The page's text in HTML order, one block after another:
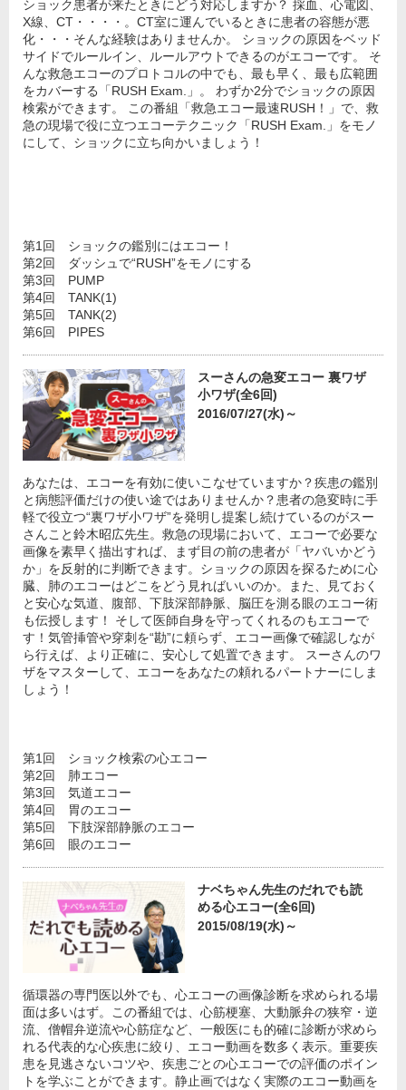
ショック患者が来たときにどう対応しますか？ 採血、心電図、
X線、CT・・・・。CT室に運んでいるときに患者の容態が悪
化・・・そんな経験はありませんか。 ショックの原因をベッド
サイドでルールイン、ルールアウトできるのがエコーです。 そ
んな救急エコーのプロトコルの中でも、最も早く、最も広範囲
をカバーする「RUSH Exam.」。 わずか2分でショックの原因
検索ができます。 この番組「救急エコー最速RUSH！」で、救
急の現場で役に立つエコーテクニック「RUSH Exam.」をモノ
にして、ショックに立ち向かいましょう！
第1回 ショックの鑑別にはエコー！
第2回 ダッシュで“RUSH”をモノにする
第3回 PUMP
第4回 TANK(1)
第5回 TANK(2)
第6回 PIPES
スーさんの急変エコー 裏ワザ
小ワザ(全6回)
2016/07/27(水)～
あなたは、エコーを有効に使いこなせていますか？疾患の鑑別
と病態評価だけの使い途ではありませんか？患者の急変時に手
軽で役立つ“裏ワザ小ワザ”を発明し提案し続けているのがスー
さんこと鈴木昭広先生。救急の現場において、エコーで必要な
画像を素早く描出すれば、まず目の前の患者が「ヤバいかどう
か」を反射的に判断できます。ショックの原因を探るために心
臓、肺のエコーはどこをどう見ればいいのか。また、見ておく
と安心な気道、腹部、下肢深部静脈、脳圧を測る眼のエコー術
も伝授します！ そして医師自身を守ってくれるのもエコーで
す！気管挿管や穿刺を“勘”に頼らず、エコー画像で確認しなが
ら行えば、より正確に、安心して処置できます。 スーさんのワ
ザをマスターして、エコーをあなたの頼れるパートナーにしま
しょう！
第1回 ショック検索の心エコー
第2回 肺エコー
第3回 気道エコー
第4回 胃のエコー
第5回 下肢深部静脈のエコー
第6回 眼のエコー
ナベちゃん先生のだれでも読
める心エコー(全6回)
2015/08/19(水)～
循環器の専門医以外でも、心エコーの画像診断を求められる場
面は多いはず。この番組では、心筋梗塞、大動脈弁の狭窄・逆
流、僧帽弁逆流や心筋症など、一般医にも的確に診断が求めら
れる代表的な心疾患に絞り、エコー動画を数多く表示。重要疾
患を見逃さないコツや、疾患ごとの心エコーでの評価のポイン
トを学ぶことができます。静止画ではなく実際のエコー動画を